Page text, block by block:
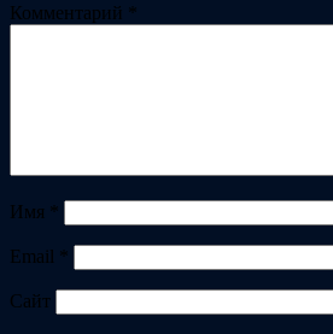
Комментарий *
Имя *
Email *
Сайт